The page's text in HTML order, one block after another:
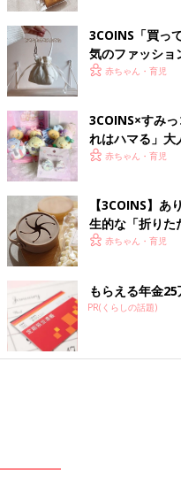
出典：Instagramアカウント「
もものきさんが購入したのは
通った際に衝動買いしてし
方は上部にインデックスが付
や日付を書いておけば縦置き
電子レンジの汚れ・キ
3COINS「買っ
気のファッショ
赤ちゃん・育児
3COINS×すみ
れはハマる」大
赤ちゃん・育児
【3COINS】
生的な「折りた
赤ちゃん・育児
もらえる年金
PR(くらしの話題)